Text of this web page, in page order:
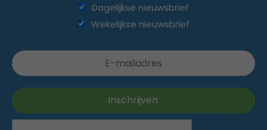
Dagelijkse nieuwsbrief
Wekelijkse nieuwsbrief